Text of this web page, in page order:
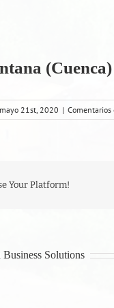
(Cuenca)
mayo 21st, 2020 | Comentarios
Your Platform!
Solutions